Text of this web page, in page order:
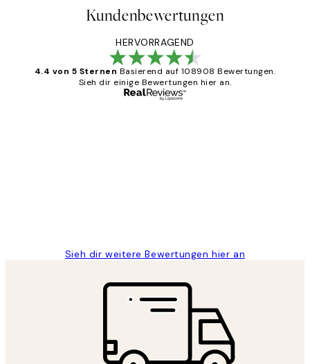
Kundenbewertungen
HERVORRAGEND
4.4 von 5 Sternen Basierend auf 108908 Bewertungen.
Sieh dir einige Bewertungen hier an.
Sieh dir weitere Bewertungen hier an